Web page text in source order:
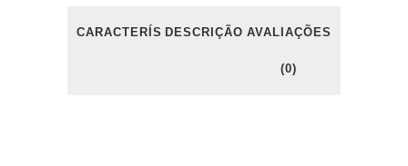
CARACTERÍSTICASDESCRIÇÃO AVALIAÇÕES
(0)